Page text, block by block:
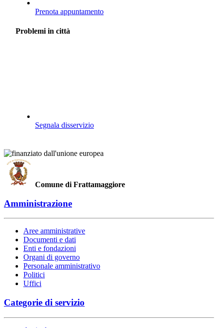
Prenota appuntamento
Problemi in città
Segnala disservizio
Comune di Frattamaggiore
Amministrazione
Aree amministrative
Documenti e dati
Enti e fondazioni
Organi di governo
Personale amministrativo
Politici
Uffici
Categorie di servizio